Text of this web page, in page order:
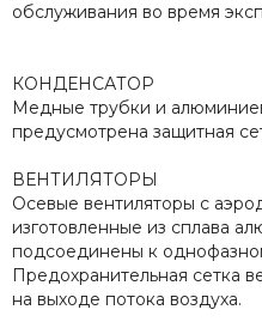
обслуживания во время
КОНДЕНСАТОР
Медные трубки и
предусмотрена защитная
ВЕНТИЛЯТОРЫ
Осевые вентиляторы с
изготовленные из сплава
подсоединены к
Предохранительная сетка
на выходе потока воздуха.